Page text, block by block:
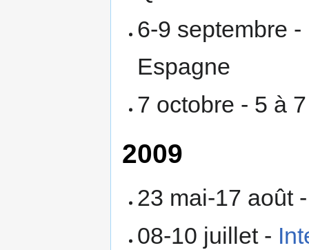
6-9 septembre -
Espagne
7 octobre - 5 à
2009
23 mai-17 août
08-10 juillet -